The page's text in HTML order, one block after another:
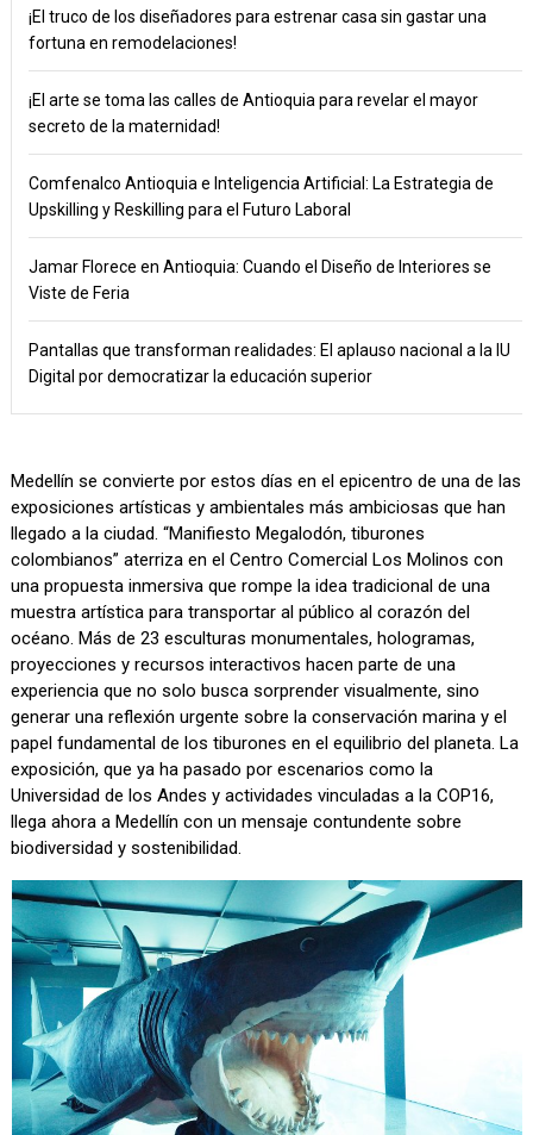
¡El truco de los diseñadores para estrenar casa sin gastar una
fortuna en remodelaciones!
¡El arte se toma las calles de Antioquia para revelar el mayor
secreto de la maternidad!
Comfenalco Antioquia e Inteligencia Artificial: La Estrategia de
Upskilling y Reskilling para el Futuro Laboral
Jamar Florece en Antioquia: Cuando el Diseño de Interiores se
Viste de Feria
Pantallas que transforman realidades: El aplauso nacional a la IU
Digital por democratizar la educación superior
Medellín se convierte por estos días en el epicentro de una de las
exposiciones artísticas y ambientales más ambiciosas que han
llegado a la ciudad. “Manifiesto Megalodón, tiburones
colombianos” aterriza en el Centro Comercial Los Molinos con
una propuesta inmersiva que rompe la idea tradicional de una
muestra artística para transportar al público al corazón del
océano. Más de 23 esculturas monumentales, hologramas,
proyecciones y recursos interactivos hacen parte de una
experiencia que no solo busca sorprender visualmente, sino
generar una reflexión urgente sobre la conservación marina y el
papel fundamental de los tiburones en el equilibrio del planeta. La
exposición, que ya ha pasado por escenarios como la
Universidad de los Andes y actividades vinculadas a la COP16,
llega ahora a Medellín con un mensaje contundente sobre
biodiversidad y sostenibilidad.